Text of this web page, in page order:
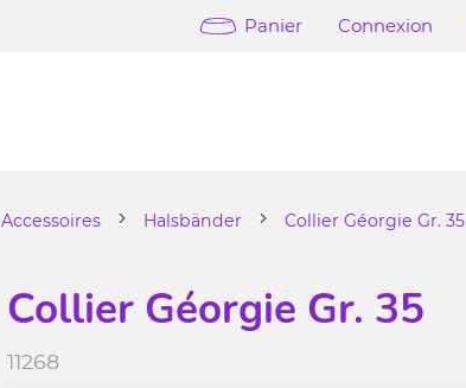
Panier Connexion
Accessoires Halsbänder Collier Géorgie Gr. 35
Collier Géorgie Gr. 35
11268